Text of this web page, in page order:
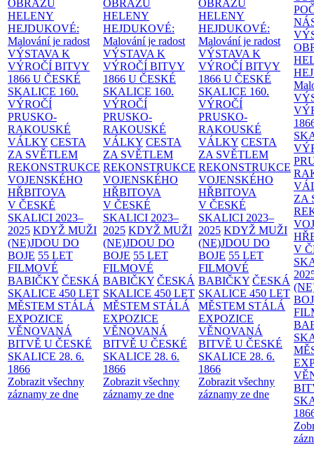
OBRAZŮ
HELENY
HEJDUKOVÉ:
Malování je radost
VÝSTAVA K
VÝROČÍ BITVY
1866 U ČESKÉ
SKALICE 160.
VÝROČÍ
PRUSKO-
RAKOUSKÉ
VÁLKY CESTA
ZA SVĚTLEM
REKONSTRUKCE
VOJENSKÉHO
HŘBITOVA
V ČESKÉ
SKALICI 2023–
2025 KDYŽ MUŽI
(NE)JDOU DO
BOJE 55 LET
FILMOVÉ
BABIČKY ČESKÁ
SKALICE 450 LET
MĚSTEM STÁLÁ
EXPOZICE
VĚNOVANÁ
BITVĚ U ČESKÉ
SKALICE 28. 6.
1866
Zobrazit všechny
záznamy ze dne
OBRAZŮ
HELENY
HEJDUKOVÉ:
Malování je radost
VÝSTAVA K
VÝROČÍ BITVY
1866 U ČESKÉ
SKALICE 160.
VÝROČÍ
PRUSKO-
RAKOUSKÉ
VÁLKY CESTA
ZA SVĚTLEM
REKONSTRUKCE
VOJENSKÉHO
HŘBITOVA
V ČESKÉ
SKALICI 2023–
2025 KDYŽ MUŽI
(NE)JDOU DO
BOJE 55 LET
FILMOVÉ
BABIČKY ČESKÁ
SKALICE 450 LET
MĚSTEM STÁLÁ
EXPOZICE
VĚNOVANÁ
BITVĚ U ČESKÉ
SKALICE 28. 6.
1866
Zobrazit všechny
záznamy ze dne
OBRAZŮ
HELENY
HEJDUKOVÉ:
Malování je radost
VÝSTAVA K
VÝROČÍ BITVY
1866 U ČESKÉ
SKALICE 160.
VÝROČÍ
PRUSKO-
RAKOUSKÉ
VÁLKY CESTA
ZA SVĚTLEM
REKONSTRUKCE
VOJENSKÉHO
HŘBITOVA
V ČESKÉ
SKALICI 2023–
2025 KDYŽ MUŽI
(NE)JDOU DO
BOJE 55 LET
FILMOVÉ
BABIČKY ČESKÁ
SKALICE 450 LET
MĚSTEM STÁLÁ
EXPOZICE
VĚNOVANÁ
BITVĚ U ČESKÉ
SKALICE 28. 6.
1866
Zobrazit všechny
záznamy ze dne
ZA
V